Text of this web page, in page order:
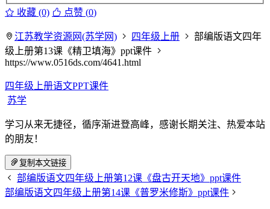
收藏 (0) 点赞 (0)
江苏教学资源网(苏学网) 四年级上册
部编版语文四年
级上册第13课《精卫填海》ppt课件
https://www.0516ds.com/4641.html
四年级上册语文PPT课件
苏学
学习从来无捷径，循序渐进登高峰，感谢长期关注、热爱本站
的朋友！
复制本文链接
部编版语文四年级上册第12课《盘古开天地》ppt课件
部编版语文四年级上册第14课《普罗米修斯》ppt课件